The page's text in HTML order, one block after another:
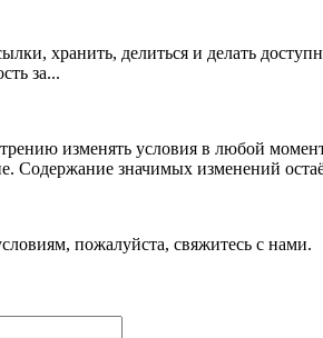
хранить, делиться и делать
за...
изменять условия в любой
Содержание значимых изменений
пожалуйста, свяжитесь с нами.